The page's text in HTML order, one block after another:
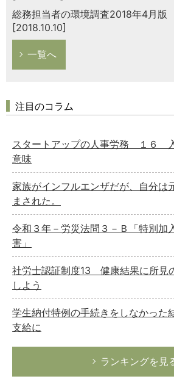
総務担当者の環境調査2018年4月版
[2018.10.10]
一覧へ
注目のコラム
スタートアップの人事労務 １６
意味
家族がインフルエンザだが、自分は
まされた。
令和３年－労災法問３－Ｂ「特別加
害」
社労士認証制度13 健康結果に所見
しよう
学生納付特例の手続きをしなかった
支給に
ランキングを見